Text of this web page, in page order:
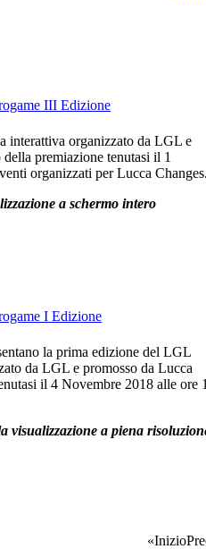
III Edizione
interattiva organizzato da LGL e
premiazione tenutasi il 1
organizzati per Lucca Changes.
a schermo intero
I Edizione
la prima edizione del LGL
da LGL e promosso da Lucca
il 4 Novembre 2018 alle ore
visualizzazione a piena
«Inizio